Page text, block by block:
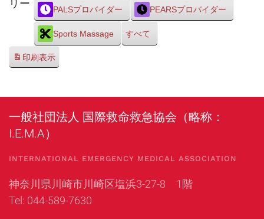
リー
PALSプロバイダー PEARSプロバイダー
Sports Massage すべて
印刷表示
一般社団法人 国際救命救急協会（略称：
I.E.M.A）
INTERNATIONAL EMERGENCY MEDICAL ASSOCIATION
神奈川県川崎市川崎区塩浜3-27-8 1階
Tel: 044-589-7630